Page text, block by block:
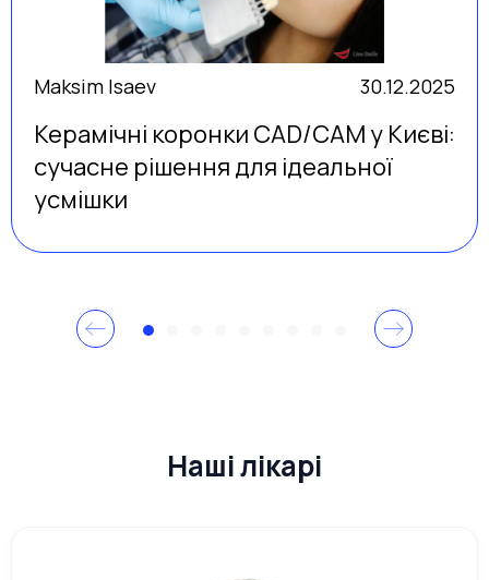
Maksim Isaev 30.12.2025
Керамічні коронки CAD/CAM у Києві:
сучасне рішення для ідеальної
усмішки
Наші лікарі